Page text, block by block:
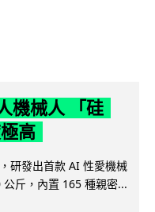
機械人 「硅
高
研發出首款 AI 性愛機械
斤，內置 165 種親密...